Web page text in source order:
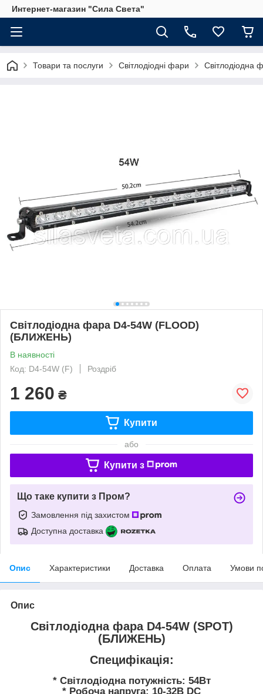
Интернет-магазин "Сила Света"
Товари та послуги Світлодіодні фари
Світлодіодна фара D4-54W (FLOOD)
(БЛИЖЕНЬ)
В наявності
Код: D4-54W (F)
Роздріб
1 260 ₴
Купити
або
Купити з
Що таке купити з Пром?
Замовлення під захистом
Доступна доставка
Опис Характеристики Доставка Оплата Умови
Опис
Світлодіодна фара D4-54W (SPOT)
(БЛИЖЕНЬ)
Специфікація:
* Світлодіодна потужність: 54Вт
* Робоча напруга: 10-32В DC